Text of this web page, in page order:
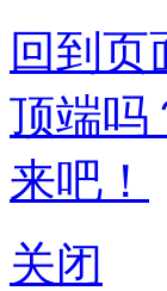
回到页
顶端吗
来吧！
关闭